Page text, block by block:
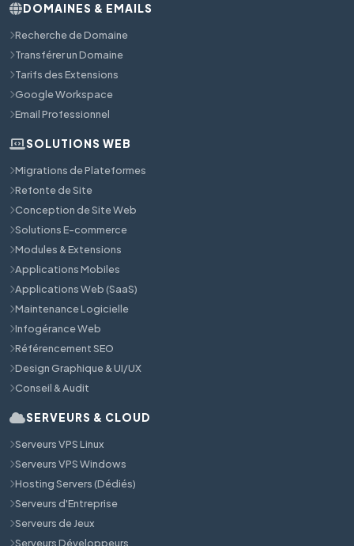
DOMAINES & EMAILS
Recherche de Domaine
Transférer un Domaine
Tarifs des Extensions
Google Workspace
Email Professionnel
SOLUTIONS WEB
Migrations de Plateformes
Refonte de Site
Conception de Site Web
Solutions E-commerce
Modules & Extensions
Applications Mobiles
Applications Web (SaaS)
Maintenance Logicielle
Infogérance Web
Référencement SEO
Design Graphique & UI/UX
Conseil & Audit
SERVEURS & CLOUD
Serveurs VPS Linux
Serveurs VPS Windows
Hosting Servers (Dédiés)
Serveurs d'Entreprise
Serveurs de Jeux
Serveurs Développeurs